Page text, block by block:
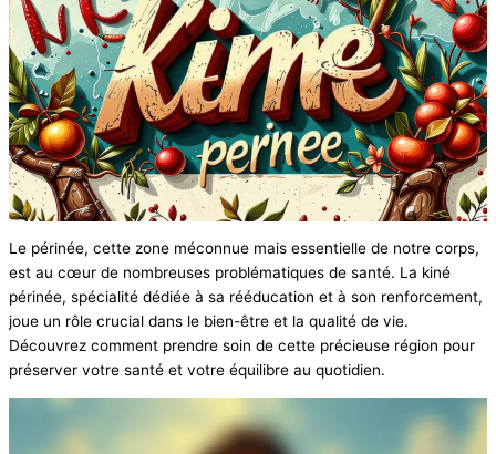
Le périnée, cette zone méconnue mais essentielle de notre corps,
est au cœur de nombreuses problématiques de santé. La kiné
périnée, spécialité dédiée à sa rééducation et à son renforcement,
joue un rôle crucial dans le bien-être et la qualité de vie.
Découvrez comment prendre soin de cette précieuse région pour
préserver votre santé et votre équilibre au quotidien.